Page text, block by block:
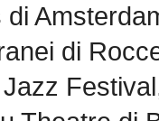
di
di